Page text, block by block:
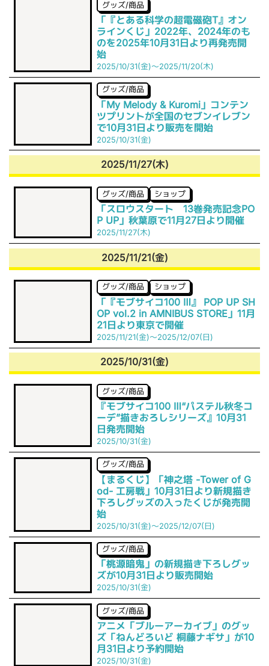
グッズ/商品
「『とある科学の超電磁砲T』オン
ラインくじ」2022年、2024年のも
のを2025年10月31日より再発売開
始
2025/10/31(金)～2025/11/20(木)
グッズ/商品
「My Melody & Kuromi」コンテン
ツプリントが全国のセブンイレブン
で10月31日より販売を開始
2025/10/31(金)
2025/11/27(木)
グッズ/商品 ショップ
「スロウスタート 13巻発売記念PO
P UP」秋葉原で11月27日より開催
2025/11/27(木)
2025/11/21(金)
グッズ/商品 ショップ
「『モブサイコ100 Ⅲ』 POP UP SH
OP vol.2 in AMNIBUS STORE」11月
21日より東京で開催
2025/11/21(金)～2025/12/07(日)
2025/10/31(金)
グッズ/商品
『モブサイコ100 Ⅲ“パステル秋冬コ
ーデ”描きおろしシリーズ』10月31
日発売開始
2025/10/31(金)
グッズ/商品
【まるくじ】「神之塔 -Tower of G
od- 工房戦」10月31日より新規描き
下ろしグッズの入ったくじが発売開
始
2025/10/31(金)～2025/12/07(日)
グッズ/商品
「桃源暗鬼」の新規描き下ろしグッ
ズが10月31日より販売開始
2025/10/31(金)
グッズ/商品
アニメ「ブルーアーカイブ」のグッ
ズ「ねんどろいど 桐藤ナギサ」が10
月31日より予約開始
2025/10/31(金)